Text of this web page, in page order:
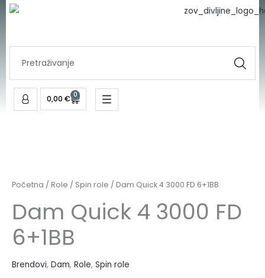
Skip
0,00 € 0
Cart
Početna / Role / Spin role / Dam Quick 4 3000 FD 6+1BB
Dam Quick 4 3000 FD
6+1BB
Brendovi, Dam, Role, Spin role
4
6+1BB
količina
3000
6+1BB
količina